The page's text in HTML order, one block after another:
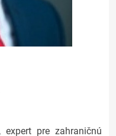
pre zahraničnú